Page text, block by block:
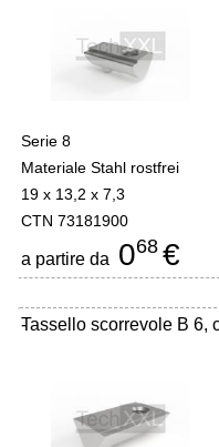
Serie 8
Materiale Stahl rostfrei
19 x 13,2 x 7,3
CTN 73181900
a partire da 068 €
Tassello scorrevole B 6,
-